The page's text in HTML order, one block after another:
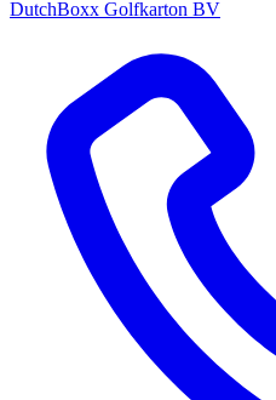
DutchBoxx Golfkarton BV